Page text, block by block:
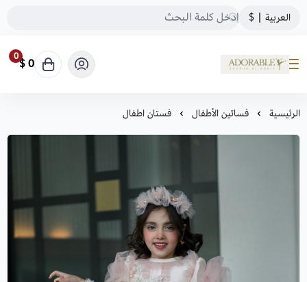
العربية |
$
ADORABLE
0 0 $
الرئيسية فساتين الأطفال فستان اطفال